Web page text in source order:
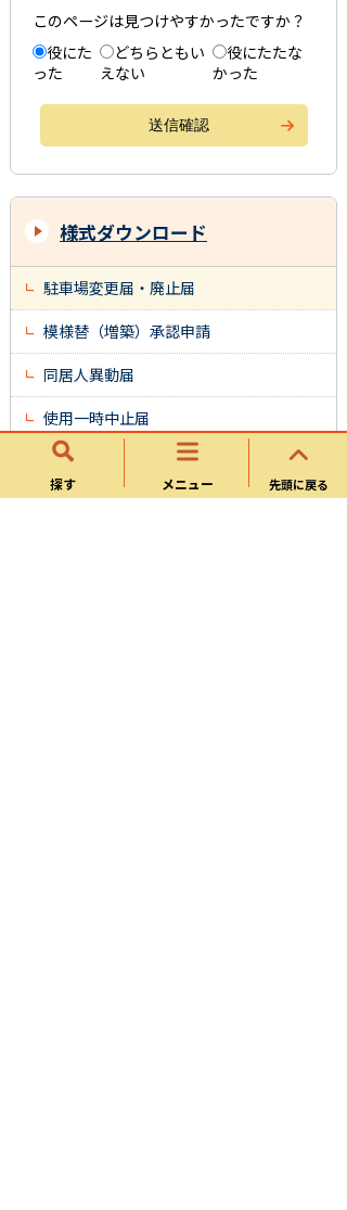
探す メニュー
このページは見つけやすかったですか？
役にた
った
どちらともい
えない
役にたたな
かった
先頭に戻る
様式ダウンロード
駐車場変更届・廃止届
模様替（増築）承認申請
同居人異動届
使用一時中止届
施設住宅課